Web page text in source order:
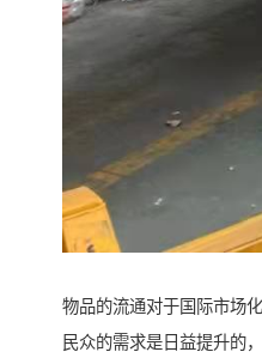
物品的流通对于国际市场
民众的需求是日益提升的